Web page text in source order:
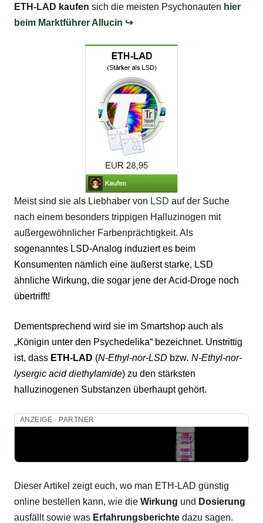
ETH-LAD kaufen sich die meisten Psychonauten hier
beim Marktführer Allucin ↪
Meist sind sie als Liebhaber von LSD auf der Suche
nach einem besonders trippigen Halluzinogen mit
außergewöhnlicher Farbenprächtigkeit. Als
sogenanntes LSD-Analog induziert es beim
Konsumenten nämlich eine äußerst starke, LSD
ähnliche Wirkung, die sogar jene derAcid-Droge noch
übertrifft!
Dementsprechend wird sie im Smartshop auch als
„Königin unter den Psychedelika“ bezeichnet. Unstrittig
ist, dass ETH-LAD (N-Ethyl-nor-LSD bzw. N-Ethyl-nor-
lysergic acid diethylamide) zu den stärksten
halluzinogenen Substanzen überhaupt gehört.
ANZEIGE · PARTNER
Dieser Artikel zeigt euch, wo man ETH-LAD günstig
online bestellen kann, wie die Wirkung und Dosierung
ausfällt sowie was Erfahrungsberichte dazu sagen.